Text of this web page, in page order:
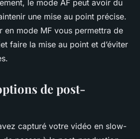
le mode AF peut avoir du
une mise au point précise.
en mode MF vous permettra de
faire la mise au point et d’éviter
de post-
capturé votre vidéo en slow-